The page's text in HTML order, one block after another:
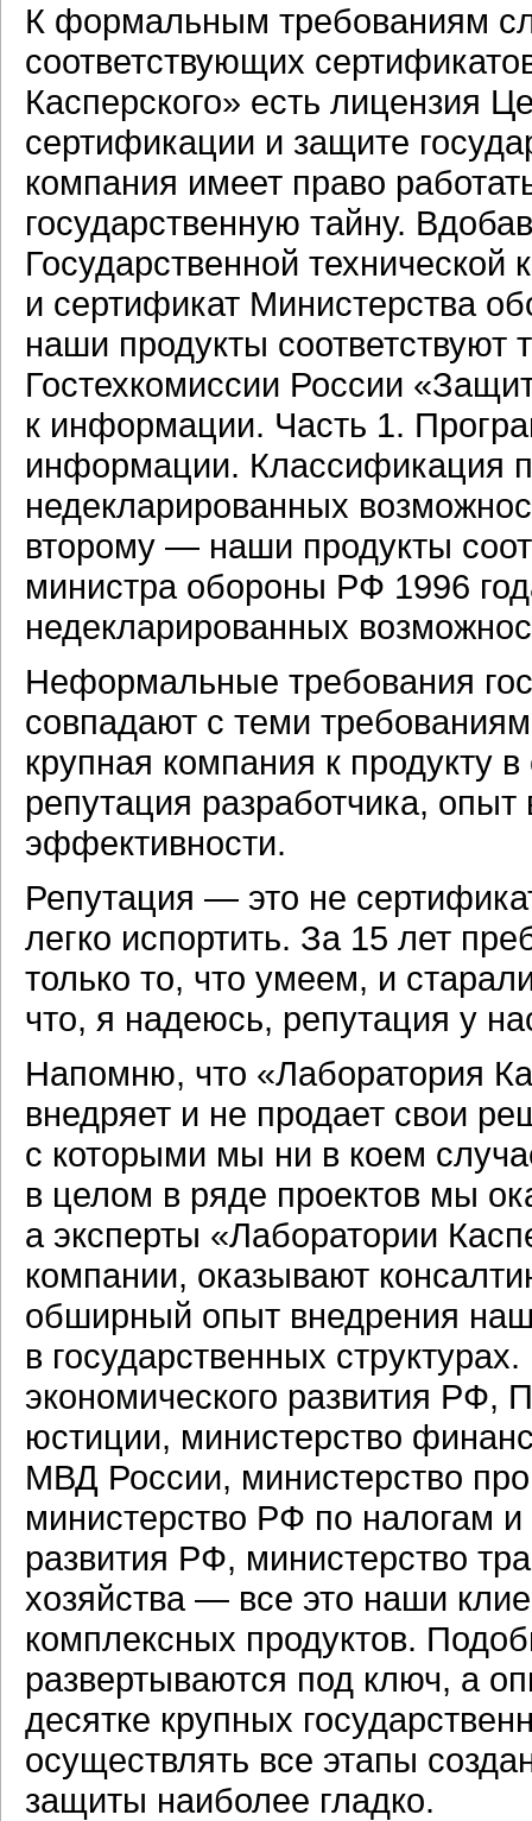
К формальным требованиям
соответствующих
Касперского» есть лицензия
сертификации и защите
компания имеет право
государственную тайну.
Государственной
и сертификат Министерства
наши продукты соответствуют
Гостехкомиссии России
к информации. Часть 1.
информации. Классификация
недекларированных
второму — наши продукты
министра обороны РФ 1996
недекларированных
Неформальные требования
совпадают с теми
крупная компания к продукту
репутация разработчика,
эффективности.
Репутация — это не
легко испортить. За 15 лет
только то, что умеем, и
что, я надеюсь, репутация у
Напомню, что «Лаборатория
внедряет и не продает свои
с которыми мы ни в коем
в целом в ряде проектов мы
а эксперты «Лаборатории
компании, оказывают
обширный опыт внедрения
в государственных
экономического развития
юстиции, министерство
МВД России, министерство
министерство РФ по налогам
развития РФ, министерство
хозяйства — все это наши
комплексных продуктов.
развертываются под ключ, а
десятке крупных
осуществлять все этапы
защиты наиболее гладко.